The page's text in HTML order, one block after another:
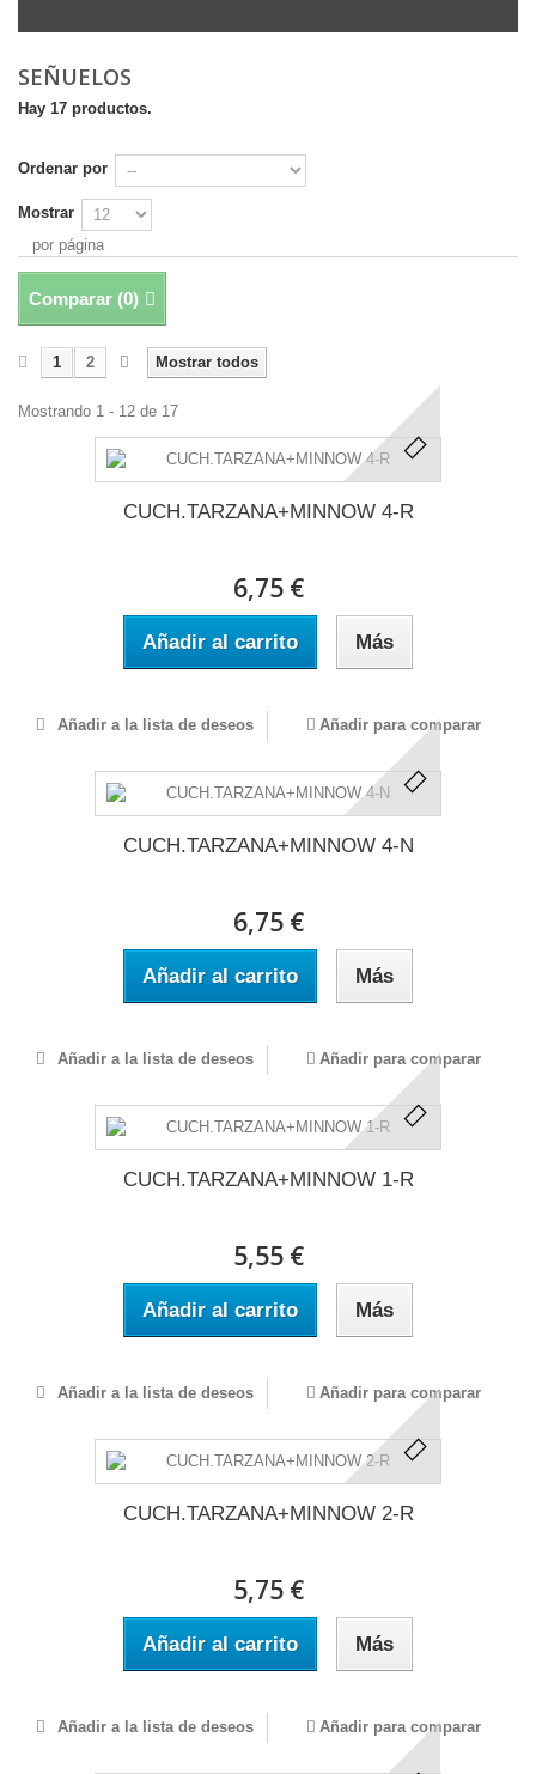
SEÑUELOS
Hay 17 productos.
Ordenar por
Mostrar
por página
Comparar (0)
Mostrar todos
1 2
Mostrando 1 - 12 de 17
CUCH.TARZANA+MINNOW 4-R
6,75 €
Añadir al carrito Más
Añadir a la lista de deseos Añadir para comparar
CUCH.TARZANA+MINNOW 4-N
6,75 €
Añadir al carrito Más
Añadir a la lista de deseos Añadir para comparar
CUCH.TARZANA+MINNOW 1-R
5,55 €
Añadir al carrito Más
Añadir a la lista de deseos Añadir para comparar
CUCH.TARZANA+MINNOW 2-R
5,75 €
Añadir al carrito Más
Añadir a la lista de deseos Añadir para comparar